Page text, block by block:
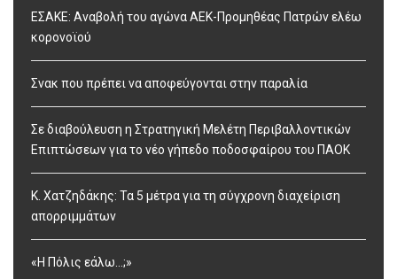
ΕΣΑΚΕ: Αναβολή του αγώνα ΑΕΚ-Προμηθέας Πατρών ελέω
κορονοϊού
Σνακ που πρέπει να αποφεύγονται στην παραλία
Σε διαβούλευση η Στρατηγική Μελέτη Περιβαλλοντικών
Επιπτώσεων για το νέο γήπεδο ποδοσφαίρου του ΠΑΟΚ
Κ. Χατζηδάκης: Τα 5 μέτρα για τη σύγχρονη διαχείριση
απορριμμάτων
«Η Πόλις εάλω…;»